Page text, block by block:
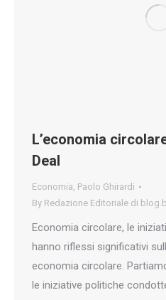
L’economia
Deal
Economia, Paolo Ghirardi
By Redazione Editoriale di
Economia circolare, le
hanno riflessi significativi
economia circolare.
le iniziative politiche